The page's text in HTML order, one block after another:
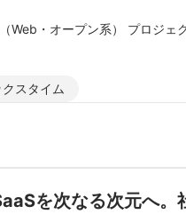
・オープン系） プロジェ
スタイム
を次なる次元へ。